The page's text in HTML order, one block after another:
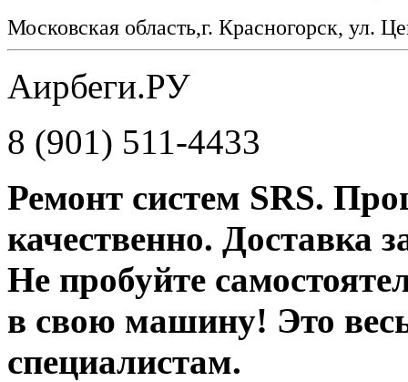
Московская область,г. Красногорск, ул.
Аирбеги.РУ
8 (901) 511-4433
Ремонт систем SRS.
качественно. Доставка
Не пробуйте
в свою машину! Это
специалистам.